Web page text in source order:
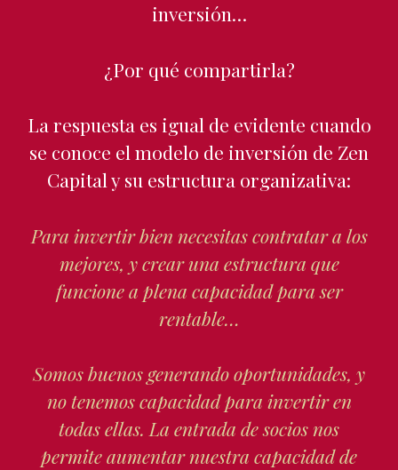
inversión…
¿Por qué compartirla?
La respuesta es igual de evidente cuando
se conoce el modelo de inversión de Zen
Capital y su estructura organizativa:
Para invertir bien necesitas contratar a los
mejores, y crear una estructura que
funcione a plena capacidad para ser
rentable…
Somos buenos generando oportunidades, y
no tenemos capacidad para invertir en
todas ellas. La entrada de socios nos
permite aumentar nuestra capacidad de